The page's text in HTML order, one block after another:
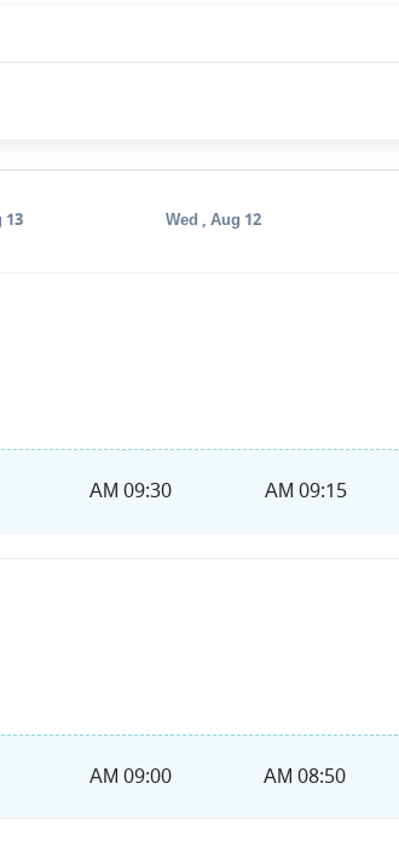
Wed , Aug 12
09:15 AM
09:30 AM
08:50 AM
09:00 AM